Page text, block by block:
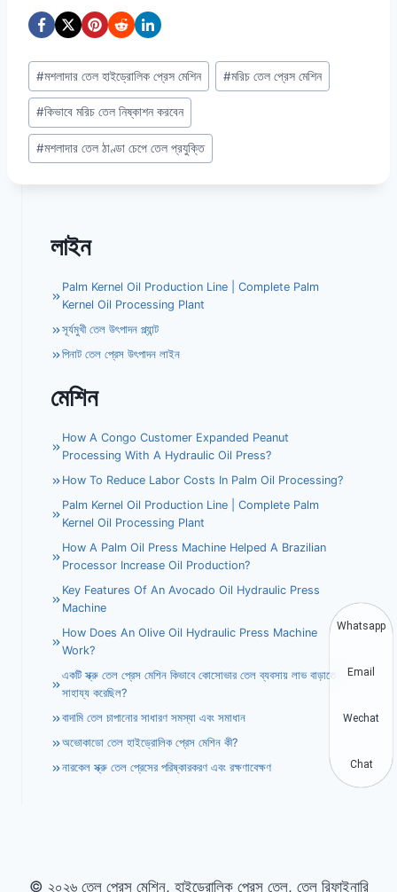
Post
Tags:
#মশলাদার তেল হাইড্রোলিক প্রেস মেশিন #মরিচ তেল প্রেস মেশিন
#কিভাবে মরিচ তেল নিষ্কাশন করবেন
#মশলাদার তেল ঠাণ্ডা চেপে তেল প্রযুক্তি
লাইন
Palm Kernel Oil Production Line | Complete Palm
Kernel Oil Processing Plant
সূর্যমুখী তেল উৎপাদন প্ল্যান্ট
পিনাট তেল প্রেস উৎপাদন লাইন
মেশিন
How A Congo Customer Expanded Peanut
Processing With A Hydraulic Oil Press?
How To Reduce Labor Costs In Palm Oil Processing?
Palm Kernel Oil Production Line | Complete Palm
Kernel Oil Processing Plant
How A Palm Oil Press Machine Helped A Brazilian
Processor Increase Oil Production?
Key Features Of An Avocado Oil Hydraulic Press
Machine
How Does An Olive Oil Hydraulic Press Machine
Work?
একটি স্ক্রু তেল প্রেস মেশিন কিভাবে কোসোভার তেল ব্যবসায় লাভ বাড়াতে
সাহায্য করেছিল?
বাদামি তেল চাপানোর সাধারণ সমস্যা এবং সমাধান
অভোকাডো তেল হাইড্রোলিক প্রেস মেশিন কী?
নারকেল স্ক্রু তেল প্রেসের পরিষ্কারকরণ এবং রক্ষণাবেক্ষণ
© ২০২৬ তেল প্রেস মেশিন, হাইড্রোলিক প্রেস তেল, তেল রিফাইনারি
Whatsapp
Email
Wechat
Chat